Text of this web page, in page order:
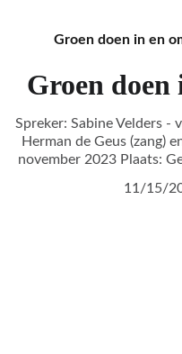
Groen doen in en
Groen doen
Spreker: Sabine Velders -
Herman de Geus (zang)
november 2023 Plaats:
11/15/